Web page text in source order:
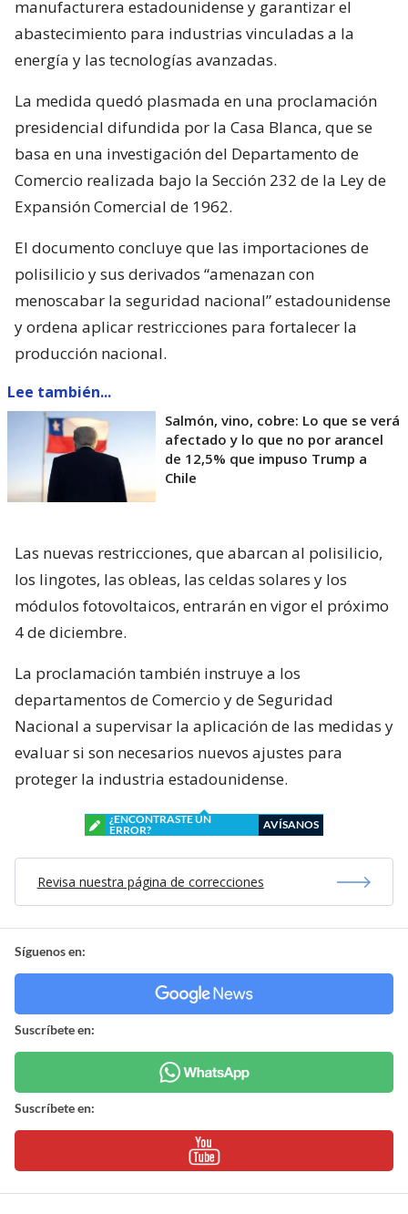
manufacturera estadounidense y garantizar el
abastecimiento para industrias vinculadas a la
energía y las tecnologías avanzadas.
La medida quedó plasmada en una proclamación
presidencial difundida por la Casa Blanca, que se
basa en una investigación del Departamento de
Comercio realizada bajo la Sección 232 de la Ley de
Expansión Comercial de 1962.
El documento concluye que las importaciones de
polisilicio y sus derivados “amenazan con
menoscabar la seguridad nacional” estadounidense
y ordena aplicar restricciones para fortalecer la
producción nacional.
Lee también...
Salmón, vino, cobre: Lo que se verá
afectado y lo que no por arancel
de 12,5% que impuso Trump a
Chile
Las nuevas restricciones, que abarcan al polisilicio,
los lingotes, las obleas, las celdas solares y los
módulos fotovoltaicos, entrarán en vigor el próximo
4 de diciembre.
La proclamación también instruye a los
departamentos de Comercio y de Seguridad
Nacional a supervisar la aplicación de las medidas y
evaluar si son necesarios nuevos ajustes para
proteger la industria estadounidense.
¿ENCONTRASTE UN
ERROR?
AVÍSANOS
Revisa nuestra página de correcciones
Síguenos en:
Suscríbete en:
Suscríbete en: